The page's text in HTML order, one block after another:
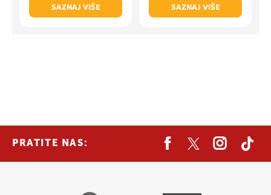
SAZNAJ VIŠE
SAZNAJ VIŠE
PRATITE NAS: